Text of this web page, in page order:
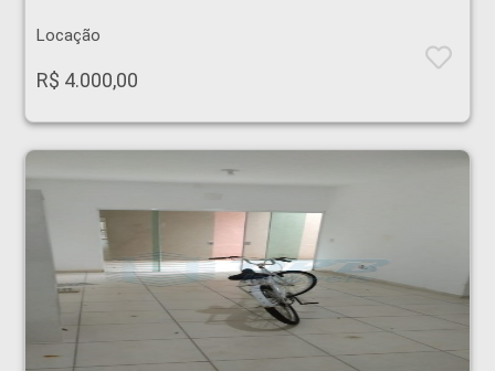
Locação
R$ 4.000,00